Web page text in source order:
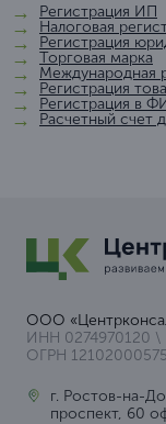
Регистрация ИП
Налоговая
Регистрация
Торговая марка
Международная
Регистрация
Регистрация в
Расчетный счет
ООО
ИНН 0274970120 \
ОГРН
г. Ростов-на-
проспект, 60